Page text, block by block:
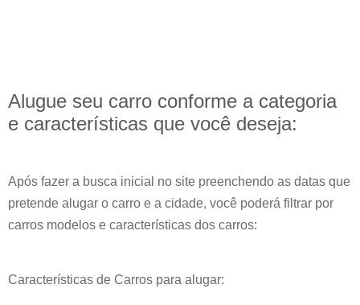
Alugue seu carro conforme a categoria
e características que você deseja:
Após fazer a busca inicial no site preenchendo as datas que
pretende alugar o carro e a cidade, você poderá filtrar por
carros modelos e características dos carros:
Características de Carros para alugar: